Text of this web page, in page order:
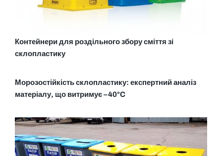
Контейнери для роздільного збору сміття зі
склопластику
Морозостійкість склопластику: експертний аналіз
матеріалу, що витримує –40°C